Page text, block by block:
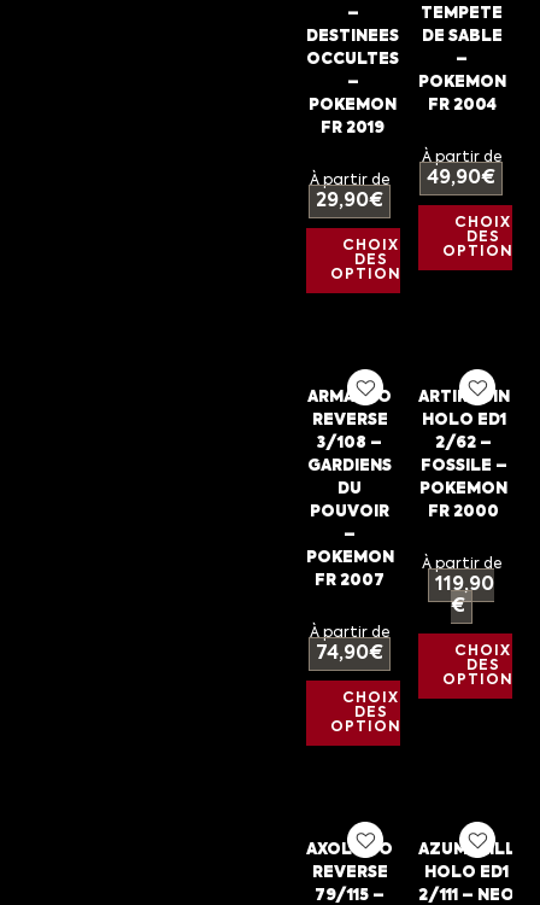
–
DESTINEES
OCCULTES
–
POKEMON
FR 2019
À partir de
29,90€
CHOIX
DES
OPTIONS
TEMPETE
DE SABLE
–
POKEMON
FR 2004
À partir de
49,90€
CHOIX
DES
OPTIONS
ARMALDO
REVERSE
3/108 –
GARDIENS
DU
POUVOIR
–
POKEMON
FR 2007
À partir de
74,90€
CHOIX
DES
OPTIONS
ARTIKODIN
HOLO ED1
2/62 –
FOSSILE –
POKEMON
FR 2000
À partir de
119,90
€
CHOIX
DES
OPTIONS
AXOLOTO
REVERSE
79/115 –
AZUMARILL
HOLO ED1
2/111 – NEO